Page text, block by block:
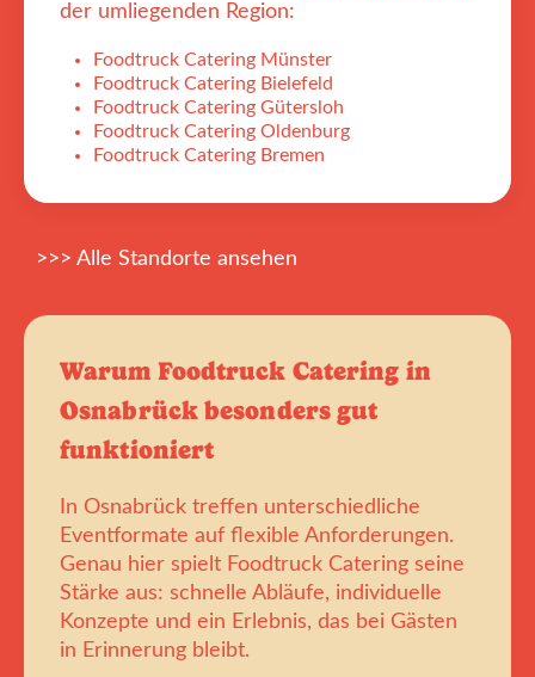
der umliegenden Region:
Foodtruck Catering Münster
Foodtruck Catering Bielefeld
Foodtruck Catering Gütersloh
Foodtruck Catering Oldenburg
Foodtruck Catering Bremen
>>> Alle Standorte ansehen
Warum Foodtruck Catering in
Osnabrück besonders gut
funktioniert
In Osnabrück treffen unterschiedliche
Eventformate auf flexible Anforderungen.
Genau hier spielt Foodtruck Catering seine
Stärke aus: schnelle Abläufe, individuelle
Konzepte und ein Erlebnis, das bei Gästen
in Erinnerung bleibt.